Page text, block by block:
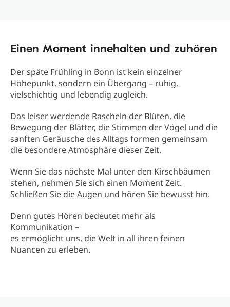
Einen Moment innehalten und zuhören
Der späte Frühling in Bonn ist kein einzelner
Höhepunkt, sondern ein Übergang – ruhig,
vielschichtig und lebendig zugleich.
Das leiser werdende Rascheln der Blüten, die
Bewegung der Blätter, die Stimmen der Vögel und die
sanften Geräusche des Alltags formen gemeinsam
die besondere Atmosphäre dieser Zeit.
Wenn Sie das nächste Mal unter den Kirschbäumen
stehen, nehmen Sie sich einen Moment Zeit.
Schließen Sie die Augen und hören Sie bewusst hin.
Denn gutes Hören bedeutet mehr als
Kommunikation –
es ermöglicht uns, die Welt in all ihren feinen
Nuancen zu erleben.